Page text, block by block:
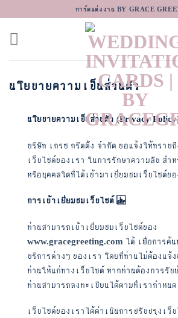
to
content
การ์ดแต่งงาน BY GRACE
นโยบายความเป็นส่วนตัว
นโยบายความเป็นส่วนตัว (Privacy
บริษัท เกรซ กรีตติ้ง จำกัด ขอแจ้งให้ทราบ
เว็บไซต์ของเรา ในการรักษาความลับ สำ
หรือบุคคลใดที่ได้เข้ามาเยี่ยมชมเว็บไซต์ข
การเข้าเยี่ยมชมเว็บไซต์
ท่านสามารถเข้าเยี่ยมชมเว็บไซต์ของ
www.gracegreeting.com ได้ เพื่อการค้
บริการต่างๆ ของเรา โดยที่ท่านไม่ต้องแจ้
ท่านให้แก่ทางเว็บไซต์ หากท่านต้องการรับ
ท่านสามารถลงทะเบียนได้ตามที่เรากำหนด
เว็บไซต์ของเราได้ดำเนินการปรับปรุงเว็